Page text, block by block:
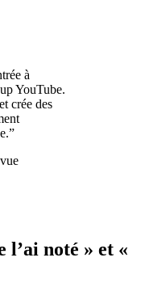
à
YouTube.
crée des
”
l’ai noté » et «